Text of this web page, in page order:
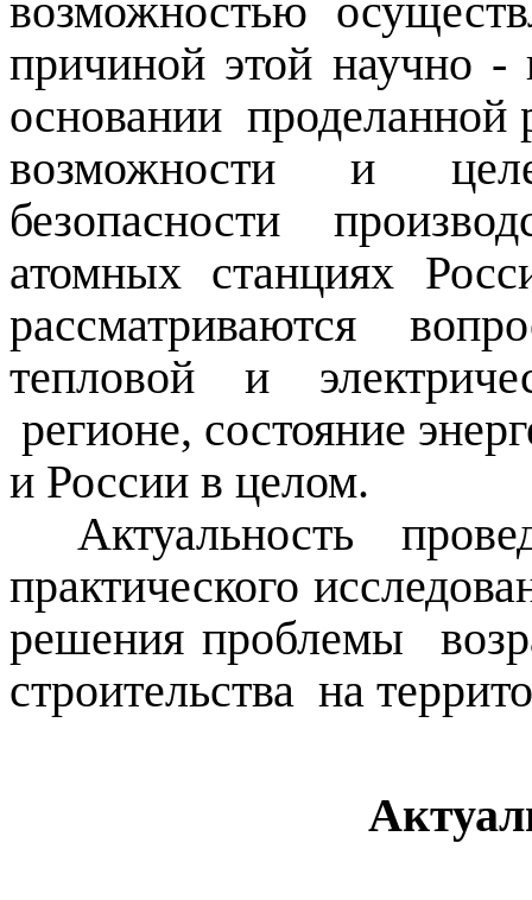
возможностью
причиной этой научно -
основании проделанной
возможности и
безопасности
атомных станциях
рассматриваются
тепловой и
регионе, состояние
и России в целом.
Актуальность
практического
решения проблемы
строительства на